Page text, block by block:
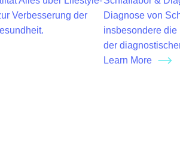
Verbesserung der
Diagnose von
insbesondere
der
Learn More